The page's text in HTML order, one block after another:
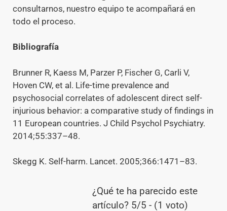
consultarnos, nuestro equipo te acompañará en
todo el proceso.
Bibliografía
Brunner R, Kaess M, Parzer P, Fischer G, Carli V,
Hoven CW, et al. Life-time prevalence and
psychosocial correlates of adolescent direct self-
injurious behavior: a comparative study of findings in
11 European countries. J Child Psychol Psychiatry.
2014;55:337–48.
Skegg K. Self-harm. Lancet. 2005;366:1471–83.
¿Qué te ha parecido este
artículo? 5/5 - (1 voto)